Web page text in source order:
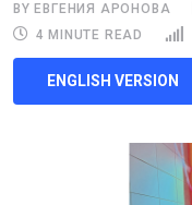
BY ЕВГЕНИЯ АРОНОВА
4 MINUTE READ
ENGLISH VERSION